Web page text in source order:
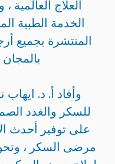
العلاج
الخدمة الطبية
المنتشرة بجميع
وأفاد أ. د.
للسكر والغدد
على توفير أحدث
مرضى السكر ،